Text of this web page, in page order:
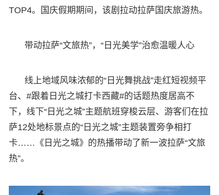
TOP4。国庆假期期间，该剧拉动拉萨国庆旅游热。
带动拉萨“文旅热”，“日光美学”治愈温暖人心
线上地域风味浓郁的“日光舞挑战”走红短视频平
台、#跟着日光之城打卡西藏#的话题热度居高不
下，线下“日光之城”主题航班穿梭云层、游客们在拉
萨12处地标景点的“日光之城”主题装置旁争相打
卡……《日光之城》的热播带动了新一波拉萨“文旅
热”。